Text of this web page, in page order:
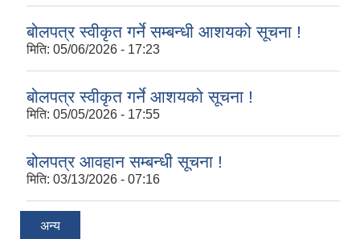
बोलपत्र स्वीकृत गर्ने सम्बन्धी आशयको सूचना !
मिति: 05/06/2026 - 17:23
बोलपत्र स्वीकृत गर्ने आशयको सूचना !
मिति: 05/05/2026 - 17:55
बोलपत्र आवहान सम्बन्धी सूचना !
मिति: 03/13/2026 - 07:16
अन्य